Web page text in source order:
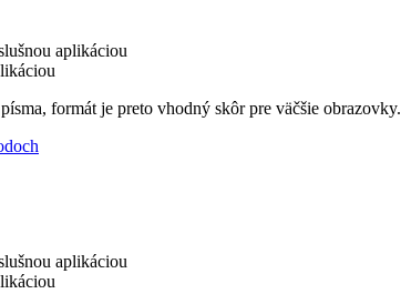
aplikáciou
formát je preto vhodný skôr pre väčšie obrazovky.
aplikáciou